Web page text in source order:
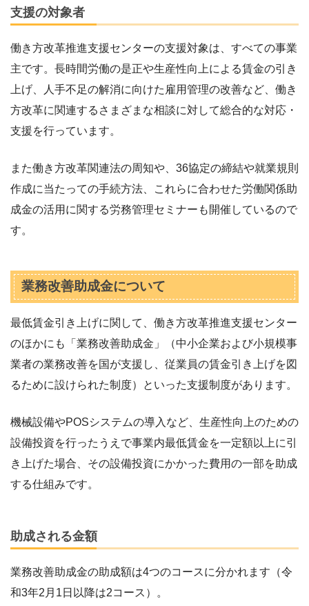
支援の対象者
働き方改革推進支援センターの支援対象は、すべての事業
主です。長時間労働の是正や生産性向上による賃金の引き
上げ、人手不足の解消に向けた雇用管理の改善など、働き
方改革に関連するさまざまな相談に対して総合的な対応・
支援を行っています。
また働き方改革関連法の周知や、36協定の締結や就業規則
作成に当たっての手続方法、これらに合わせた労働関係助
成金の活用に関する労務管理セミナーも開催しているので
す。
業務改善助成金について
最低賃金引き上げに関して、働き方改革推進支援センター
のほかにも「業務改善助成金」（中小企業および小規模事
業者の業務改善を国が支援し、従業員の賃金引き上げを図
るために設けられた制度）といった支援制度があります。
機械設備やPOSシステムの導入など、生産性向上のための
設備投資を行ったうえで事業内最低賃金を一定額以上に引
き上げた場合、その設備投資にかかった費用の一部を助成
する仕組みです。
助成される金額
業務改善助成金の助成額は4つのコースに分かれます（令
和3年2月1日以降は2コース）。